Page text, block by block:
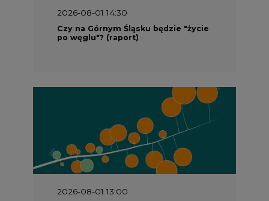
2026-08-01 14:30
Czy na Górnym Śląsku będzie "życie
po węglu"? (raport)
2026-08-01 13:00